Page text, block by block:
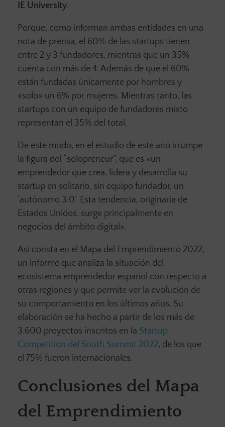
IE University.
Porque, como informan ambas entidades en una
nota de prensa, el 60% de las startups tienen
entre 2 y 3 fundadores, mientras que un 35%
cuenta con más de 4. Además de que el 60%
están fundadas únicamente por hombres y
«solo» un 6% por mujeres. Mientras tanto, las
startups con un equipo de fundadores mixto
representan el 35% del total.
De este modo, en el estudio de este año irrumpe
la figura del “solopreneur”, que es «un
emprendedor que crea, lidera y desarrolla su
startup en solitario, sin equipo fundador, un
‘autónomo 3.0’. Esta tendencia, originaria de
Estados Unidos, surge principalmente en
negocios del ámbito digital».
Así consta en el Mapa del Emprendimiento 2022,
un informe que analiza la situación del
ecosistema emprendedor español con respecto a
otras regiones y que permite ver la evolución de
su comportamiento en los últimos años. Su
elaboración se ha hecho a partir de los más de
3.600 proyectos inscritos en la Startup
Competition del South Summit 2022, de los que
el 75% fueron internacionales.
Conclusiones del Mapa
del Emprendimiento